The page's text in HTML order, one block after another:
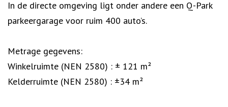
In de directe omgeving ligt onder andere een Q-Park
parkeergarage voor ruim 400 auto’s.
Metrage gegevens:
Winkelruimte (NEN 2580) : ± 121 m²
Kelderruimte (NEN 2580) : ±34 m²